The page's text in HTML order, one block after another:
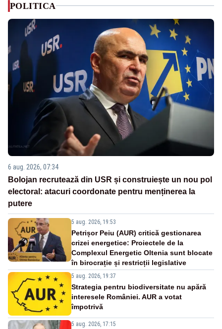
POLITICA
6 aug. 2026, 07:34
Bolojan recrutează din USR și construiește un nou pol
electoral: atacuri coordonate pentru menținerea la
putere
5 aug. 2026, 19:53
Petrișor Peiu (AUR) critică gestionarea
crizei energetice: Proiectele de la
Complexul Energetic Oltenia sunt blocate
în birocrație și restricții legislative
5 aug. 2026, 19:37
Strategia pentru biodiversitate nu apără
interesele României. AUR a votat
împotrivă
5 aug. 2026, 17:15